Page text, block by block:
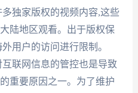
独家版权的视频内容,这些
陆地区观看。出于版权保
用户的访问进行限制。
联网信息的管控也是导致
重要原因之一。为了维护